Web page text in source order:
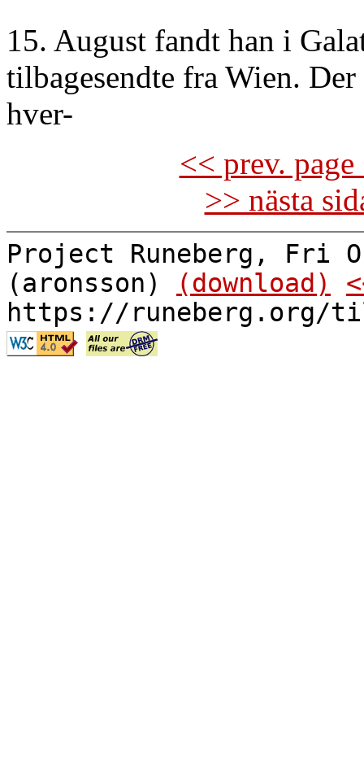
15. August fandt han i
tilbagesendte fra Wien.
hver-
<< prev.
>> nästa
Project Runeberg, Fri
(aronsson)
(download)
https://runeberg.org/